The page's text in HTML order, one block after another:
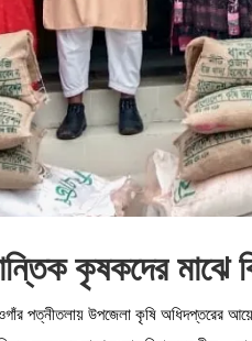
কৃষকদের মাঝে
পত্নীতলায় উপজেলা কৃষি অধিদপ্তরের